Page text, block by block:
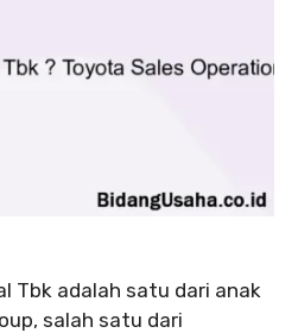
Tbk adalah satu dari anak
salah satu dari